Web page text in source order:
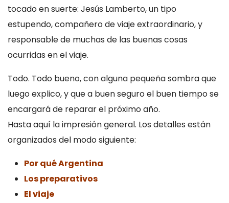
tocado en suerte: Jesús Lamberto, un tipo
estupendo, compañero de viaje extraordinario, y
responsable de muchas de las buenas cosas
ocurridas en el viaje.
Todo. Todo bueno, con alguna pequeña sombra que
luego explico, y que a buen seguro el buen tiempo se
encargará de reparar el próximo año.
Hasta aquí la impresión general. Los detalles están
organizados del modo siguiente:
Por qué Argentina
Los preparativos
El viaje